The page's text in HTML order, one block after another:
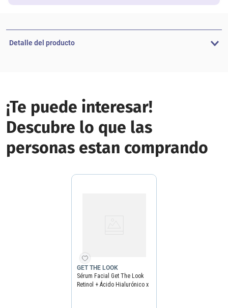
Detalle del producto
¡Te puede interesar!
Descubre lo que las
personas estan comprando
GET THE LOOK
Sérum Facial Get The Look
Retinol + Ácido Hialurónico x